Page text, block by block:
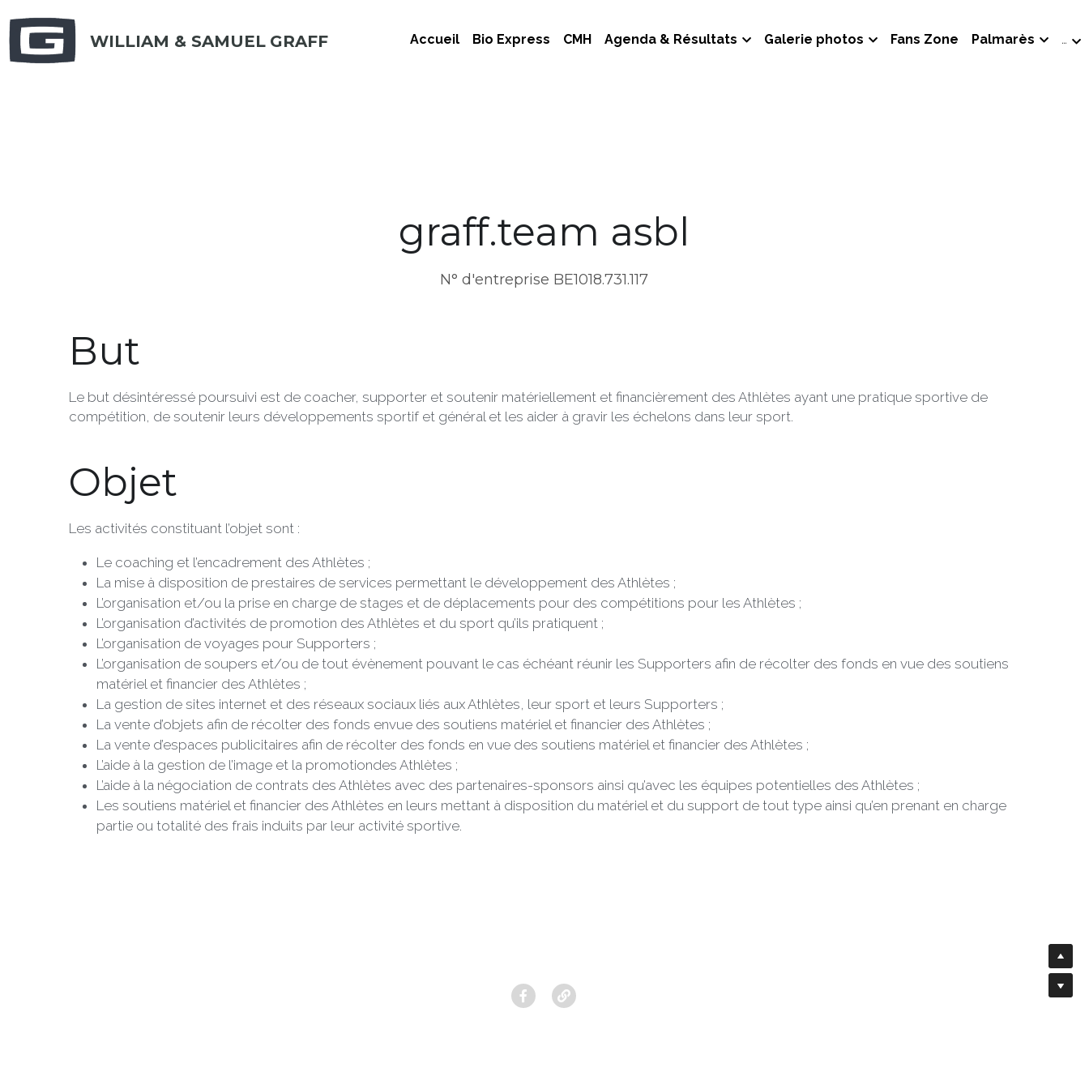
WILLIAM & SAMUEL GRAFF Accueil Bio Express CMH Agenda & Résultats Galerie photos Fans Zone Palmarès …
graff.team asbl
N° d'entreprise BE1018.731.117
But
Le but désintéressé poursuivi est de coacher, supporter et soutenir matériellement et financièrement des Athlètes ayant une pratique sportive de
compétition, de soutenir leurs développements sportif et général et les aider à gravir les échelons dans leur sport.
Objet
Les activités constituant l’objet sont :
Le coaching et l’encadrement des Athlètes ;
La mise à disposition de prestaires de services permettant le développement des Athlètes ;
L’organisation et/ou la prise en charge de stages et de déplacements pour des compétitions pour les Athlètes ;
L’organisation d’activités de promotion des Athlètes et du sport qu’ils pratiquent ;
L’organisation de voyages pour Supporters ;
L’organisation de soupers et/ou de tout évènement pouvant le cas échéant réunir les Supporters afin de récolter des fonds en vue des soutiens
matériel et financier des Athlètes ;
La gestion de sites internet et des réseaux sociaux liés aux Athlètes, leur sport et leurs Supporters ;
La vente d’objets afin de récolter des fonds envue des soutiens matériel et financier des Athlètes ;
La vente d’espaces publicitaires afin de récolter des fonds en vue des soutiens matériel et financier des Athlètes ;
L’aide à la gestion de l’image et la promotiondes Athlètes ;
L’aide à la négociation de contrats des Athlètes avec des partenaires-sponsors ainsi qu’avec les équipes potentielles des Athlètes ;
Les soutiens matériel et financier des Athlètes en leurs mettant à disposition du matériel et du support de tout type ainsi qu’en prenant en charge
partie ou totalité des frais induits par leur activité sportive.